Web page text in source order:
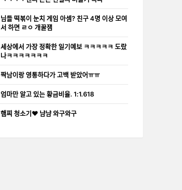
님들 떡볶이 눈치 게임 아셈? 친구 4명 이상 모여
서 하면 ㄹㅇ 개꿀잼
세상에서 가장 정확한 일기예보 ㅋㅋㅋㅋㅋ 도랐
나ㅋㅋㅋㅋㅋㅋㅋ
짝남이랑 영통하다가 고백 받았어ㅠㅠ
엄마만 알고 있는 황금비율. 1:1.618
햄찌 청소기❤️ 냠냠 와구와구